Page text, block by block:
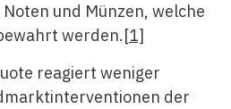
und Münzen, welche
werden.[1]
reagiert weniger
der